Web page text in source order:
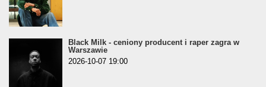
Black Milk - ceniony producent i raper zagra w
Warszawie
2026-10-07 19:00